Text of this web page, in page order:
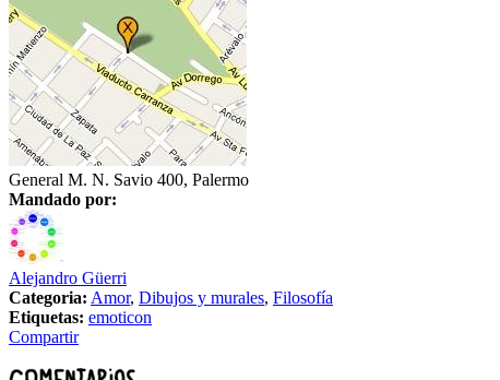
General M. N. Savio 400, Palermo
Mandado por:
Alejandro Güerri
Categoria: Amor, Dibujos y murales, Filosofía
Etiquetas: emoticon
Compartir